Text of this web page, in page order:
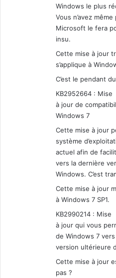
Windows le plus
Vous n’avez
Microsoft le fera
insu.
Cette mise à jour
s’applique à
C’est le pendant
KB2952664 : Mise
à jour de
Windows 7
Cette mise à jour
système
actuel afin de
vers la dernière
Windows. C’est
Cette mise à jour
à Windows 7 SP1.
KB2990214 : Mise
à jour qui vous
de Windows 7
version ultérieure
Cette mise à jour
pas ?